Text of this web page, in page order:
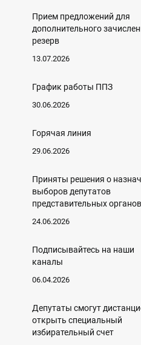
Прием предложений для
дополнительного
резерв
13.07.2026
График работы ППЗ
30.06.2026
Горячая линия
29.06.2026
Приняты решения о
выборов депутатов
представительных органов
24.06.2026
Подписывайтесь на наши
каналы
06.04.2026
Депутаты смогут
открыть специальный
избирательный счет